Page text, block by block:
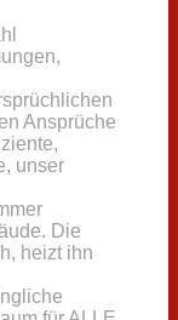
Ansprüche
unser
Die
heizt ihn